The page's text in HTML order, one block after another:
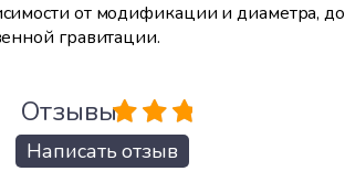
от модификации и диаметра, до
гравитации.
Отзывы
Написать отзыв